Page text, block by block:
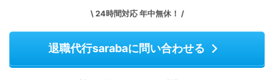
\ 24時間対応 年中無休！ /
退職代行sarabaに問い合わせる